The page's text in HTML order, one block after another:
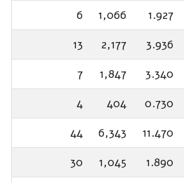
1.927
1,066
6
3.936
2,177
13
3.340
1,847
7
0.730
404
4
11.470
6,343
44
1.890
1,045
30